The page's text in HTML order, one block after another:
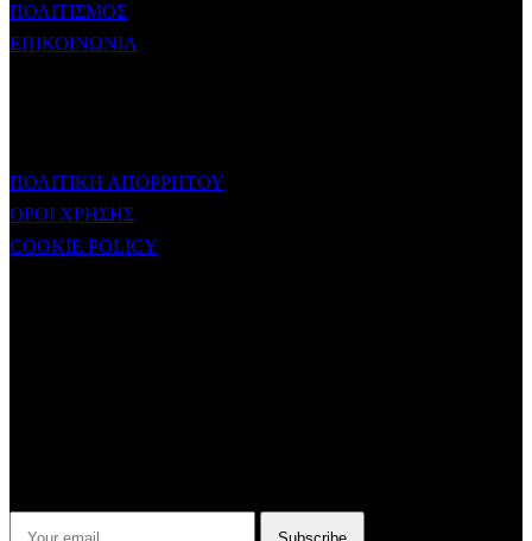
ΠΟΛΙΤΙΣΜΟΣ
ΕΠΙΚΟΙΝΩΝΙΑ
ΠΟΛΙΤΙΚΗ ΑΠΟΡΡΗΤΟΥ
ΟΡΟΙ ΧΡΗΣΗΣ
COOKIE POLICY